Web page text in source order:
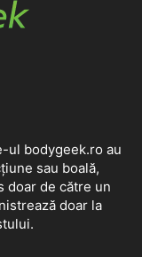
ul bodygeek.ro au
sau boală,
doar de către un
doar la